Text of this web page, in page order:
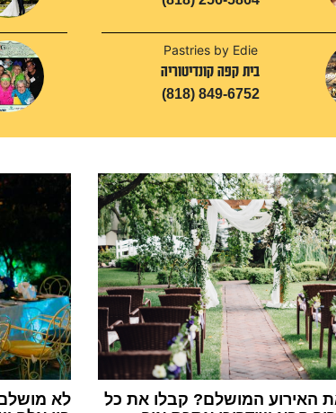
Pastries by Edie
בית קפה קונדיטוריה
(818) 849-6752
לא
האירוע המושלם? קבלו את כל